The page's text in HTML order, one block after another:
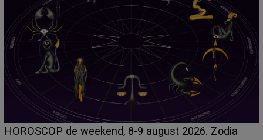
Emanuel a ținut ACEST DETALIU ASCUNS până